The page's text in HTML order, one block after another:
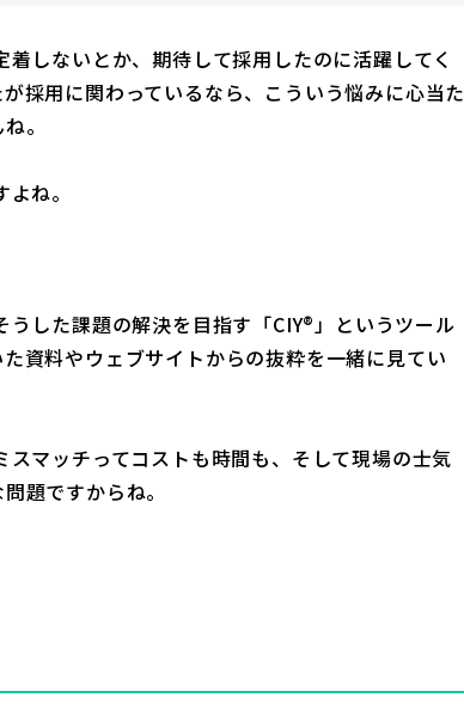
は
上
使
っ
だ
着しないとか、期待して採用したのに活躍してく
採用に関わっているなら、こういう悩みに心当た
。
ね。
うした課題の解決を目指す「CIY®」というツール
資料やウェブサイトからの抜粋を一緒に見てい
スマッチってコストも時間も、そして現場の士気
題ですからね。